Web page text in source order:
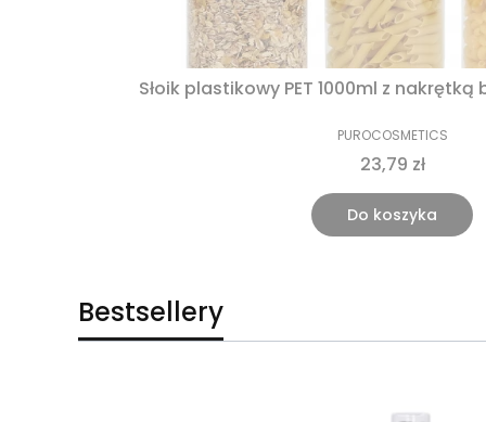
PUROCOSMETICS
23,79 zł
Do koszyka
Bestsellery